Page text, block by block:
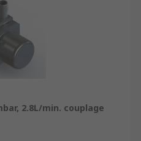
2.8L/min. couplage